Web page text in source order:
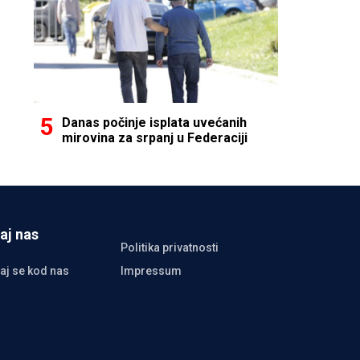
Danas počinje isplata uvećanih
mirovina za srpanj u Federaciji
nas
Politika privatnosti
se kod nas
Impressum